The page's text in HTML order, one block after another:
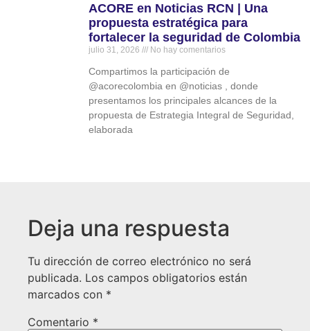
ACORE en Noticias RCN | Una
propuesta estratégica para
fortalecer la seguridad de Colombia
julio 31, 2026 No hay comentarios
Compartimos la participación de
‪@acorecolombia‬ en ‪@noticias‬ , donde
presentamos los principales alcances de la
propuesta de Estrategia Integral de Seguridad,
elaborada
Deja una respuesta
Tu dirección de correo electrónico no será
publicada. Los campos obligatorios están
marcados con *
Comentario *